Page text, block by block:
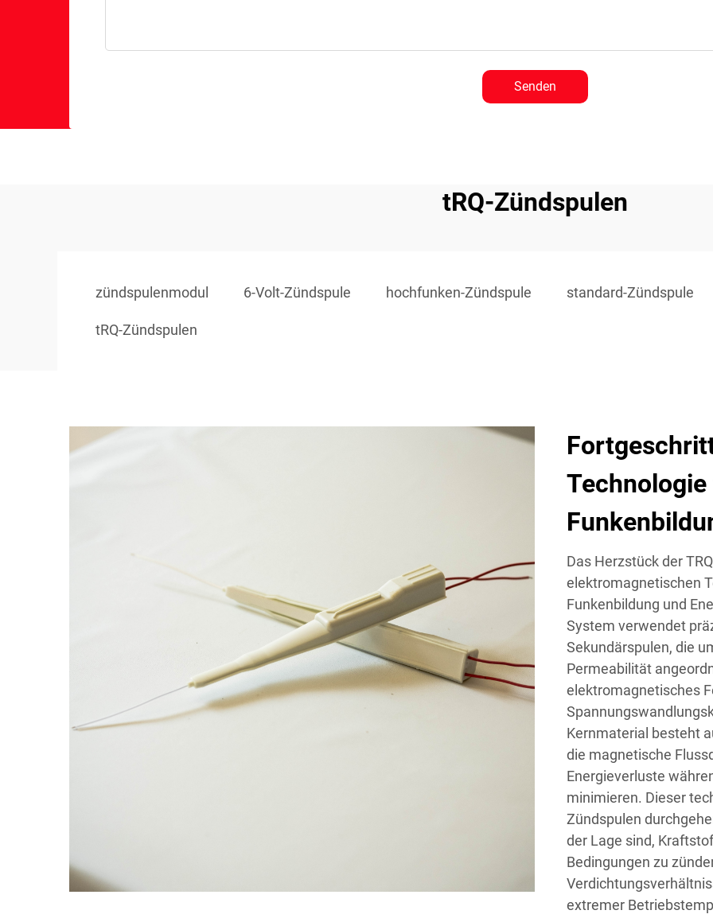
Senden
tRQ-Zündspulen
zündspulenmodul 6-Volt-Zündspule hochfunken-Zündspule standard-Zündspule
tRQ-Zündspulen
Das Herzstück der
elektromagnetischen
Funkenbildung und
System verwendet
Sekundärspulen, die
Permeabilität
elektromagnetisches
Kernmaterial besteht
die magnetische
Energieverluste
minimieren. Dieser
Zündspulen
der Lage sind,
Bedingungen zu
extremer